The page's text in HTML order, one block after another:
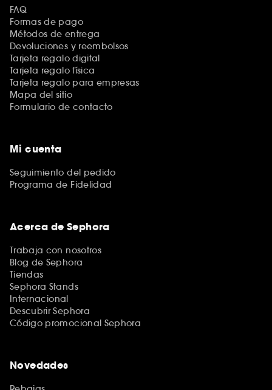
FAQ
Formas de pago
Métodos de entrega
Devoluciones y reembolsos
Tarjeta regalo digital
Tarjeta regalo física
Tarjeta regalo para empresas
Mapa del sitio
Formulario de contacto
Mi cuenta
Seguimiento del pedido
Programa de Fidelidad
Acerca de Sephora
Trabaja con nosotros
Blog de Sephora
Tiendas
Sephora Stands
Internacional
Descubrir Sephora
Código promocional Sephora
Novedades